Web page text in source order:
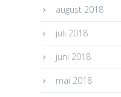
august 2018
juli 2018
juni 2018
mai 2018